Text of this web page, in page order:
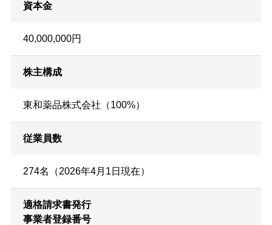
資本金
40,000,000円
株主構成
東和薬品株式会社（100%）
従業員数
274名（2026年4月1日現在）
適格請求書発行
事業者登録番号